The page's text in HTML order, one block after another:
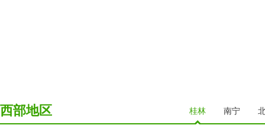
西部地区 桂林 南宁